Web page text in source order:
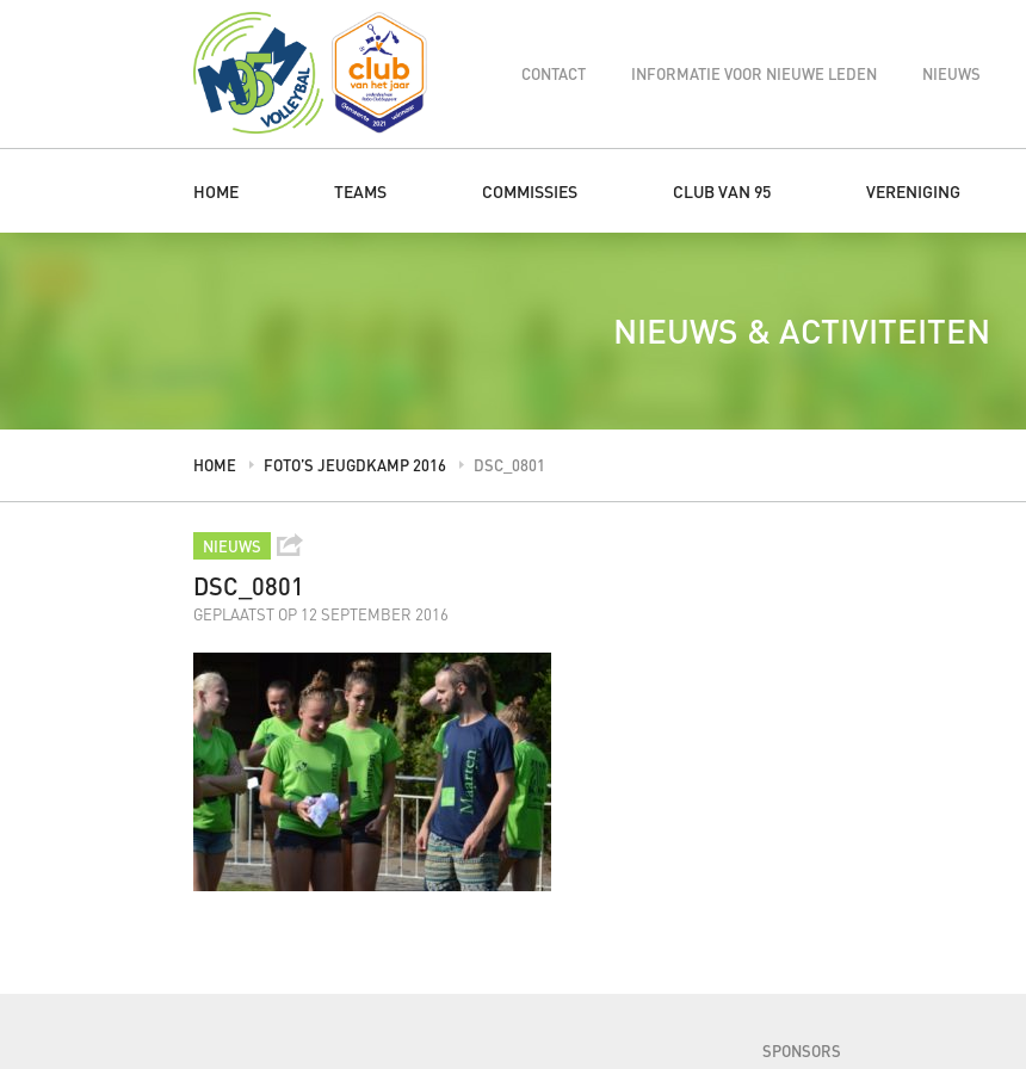
CONTACT INFORMATIE VOOR NIEUWE LEDEN NIEUWS
HOME TEAMS COMMISSIES CLUB VAN 95 VERENIGING
NIEUWS & ACTIVITEITEN
HOME FOTO’S JEUGDKAMP 2016 DSC_0801
NIEUWS
DSC_0801
GEPLAATST OP 12 SEPTEMBER 2016
SPONSORS